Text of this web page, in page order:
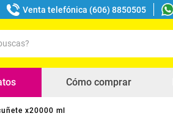
Venta telefónica (606) 8850505
Cómo comprar
x20000 ml
buscados